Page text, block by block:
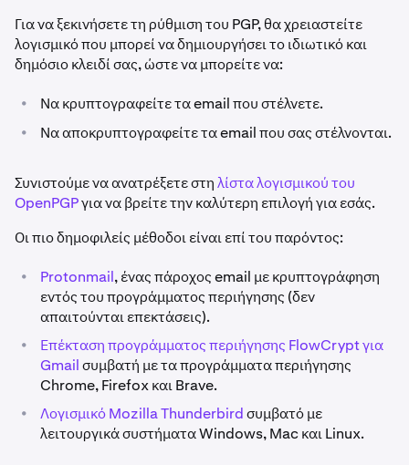
Για να ξεκινήσετε τη ρύθμιση του PGP, θα χρειαστείτε
λογισμικό που μπορεί να δημιουργήσει το ιδιωτικό και
δημόσιο κλειδί σας, ώστε να μπορείτε να:
• Να κρυπτογραφείτε τα email που στέλνετε.
• Να αποκρυπτογραφείτε τα email που σας στέλνονται.
Συνιστούμε να ανατρέξετε στηλίστα λογισμικού του
OpenPGPγια να βρείτε την καλύτερη επιλογή για εσάς.
Οι πιο δημοφιλείς μέθοδοι είναι επί του παρόντος:
• Protonmail, ένας πάροχος email με κρυπτογράφηση
εντός του προγράμματος περιήγησης (δεν
απαιτούνται επεκτάσεις).
•
Επέκταση προγράμματος περιήγησης FlowCrypt για
Gmailσυμβατή με τα προγράμματα περιήγησης
Chrome, Firefox και Brave.
• Λογισμικό Mozilla Thunderbirdσυμβατό με
λειτουργικά συστήματα Windows, Mac και Linux.